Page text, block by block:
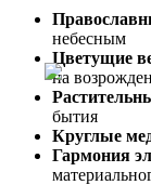
небесным
Цветущие
на
бытия
Круглые
Гармония